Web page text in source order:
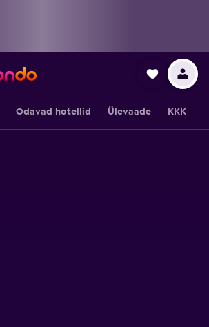
Odavad hotellid Ülevaade KKK